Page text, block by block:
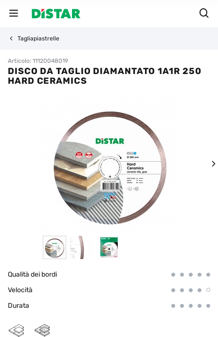
Tagliapiastrelle
Articolo: 11120048019
DISCO DA TAGLIO DIAMANTATO 1A1R 250
HARD CERAMICS
Qualità dei bordi
Velocità
Durata